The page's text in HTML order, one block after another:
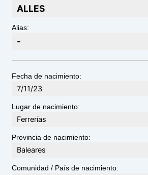
ALLES
Alias:
-
Fecha de nacimiento:
7/11/23
Lugar de nacimiento:
Ferrerías
Provincia de nacimiento:
Baleares
Comunidad / País de nacimiento: